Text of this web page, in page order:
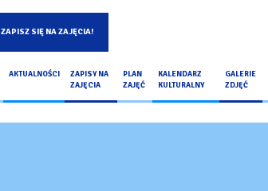
ZAPISZ SIĘ NA ZAJĘCIA!
AKTUALNOŚCI
ZAPISY NA
ZAJĘCIA
PLAN
ZAJĘĆ
KALENDARZ
KULTURALNY
GALERIE
ZDJĘĆ